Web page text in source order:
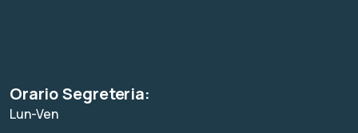
Orario Segreteria:
Lun-Ven